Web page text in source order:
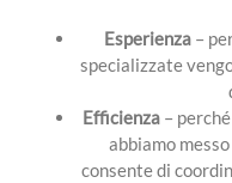
Esperienza –
specializzate
Efficienza –
abbiamo
consente di